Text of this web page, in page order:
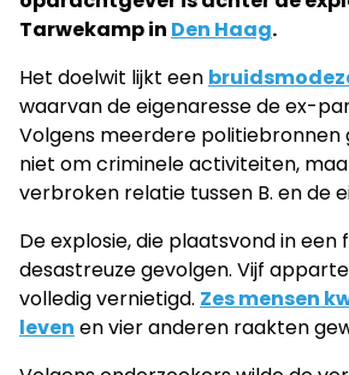
Tarwekamp in Den Haag.
Het doelwit lijkt een
waarvan de eigenaresse de ex-
Volgens meerdere
niet om criminele activiteiten,
verbroken relatie tussen B. en de
De explosie, die plaatsvond in een
desastreuze gevolgen. Vijf
volledig vernietigd. Zes mensen
leven en vier anderen raakten